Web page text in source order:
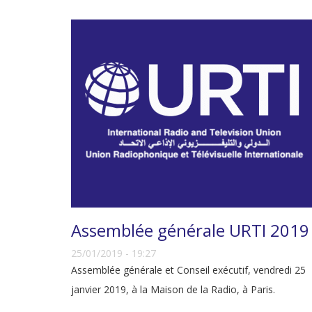
Assemblée générale URTI 2019
25/01/2019 - 19:27
Assemblée générale et Conseil exécutif, vendredi 25
janvier 2019, à la Maison de la Radio, à Paris.